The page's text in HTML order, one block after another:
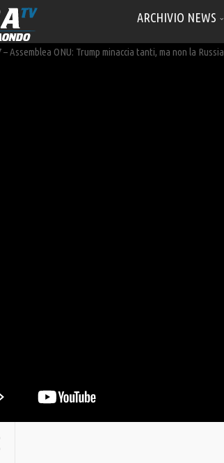
ARCHIVIO NEWS
– Assemblea ONU: Trump minaccia tanti, ma non la Russia